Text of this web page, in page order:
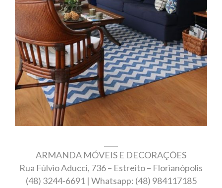
ARMANDA MÓVEIS E DECORAÇÕES
Rua Fúlvio Aducci, 736 – Estreito – Florianópolis
(48) 3244-6691 | Whatsapp: (48) 984117185